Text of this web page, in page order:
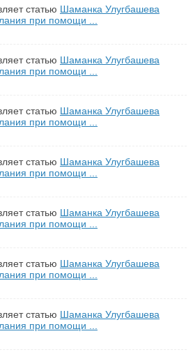
статью Шаманка Улугбашева
при помощи ...
статью Шаманка Улугбашева
при помощи ...
статью Шаманка Улугбашева
при помощи ...
статью Шаманка Улугбашева
при помощи ...
статью Шаманка Улугбашева
при помощи ...
статью Шаманка Улугбашева
при помощи ...
статью Шаманка Улугбашева
при помощи ...